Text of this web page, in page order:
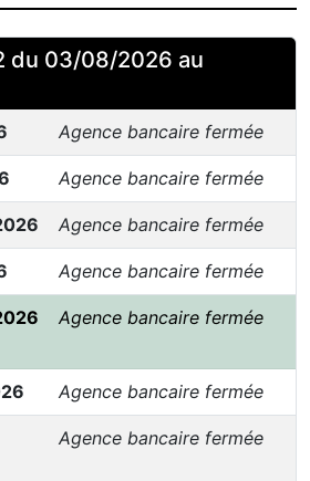
du 03/08/2026 au
Agence bancaire fermée
Agence bancaire fermée
Agence bancaire fermée
Agence bancaire fermée
Agence bancaire fermée
Agence bancaire fermée
Agence bancaire fermée